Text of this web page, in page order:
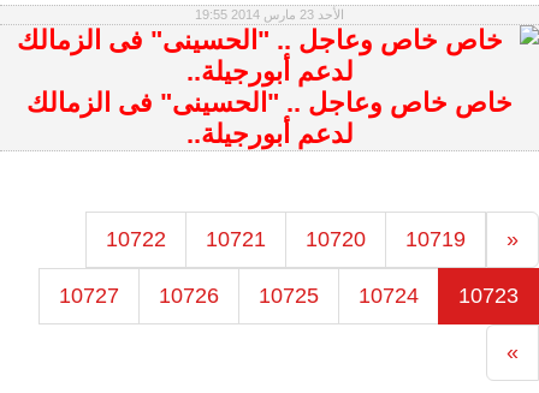
الأحد 23 مارس 2014 19:55
خاص خاص وعاجل .. "الحسينى" فى الزمالك
لدعم أبورجيلة..
«
10719
10720
10721
10722
10723
10724
10725
10726
10727
»